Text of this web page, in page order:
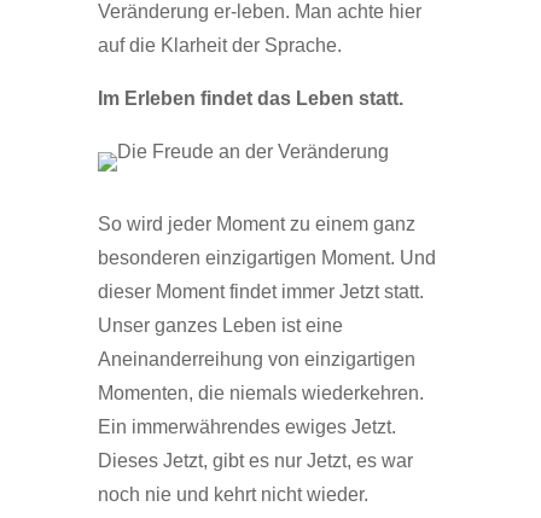
Veränderung er-leben. Man achte hier
auf die Klarheit der Sprache.
Im Erleben findet das Leben statt.
So wird jeder Moment zu einem ganz
besonderen einzigartigen Moment. Und
dieser Moment findet immer Jetzt statt.
Unser ganzes Leben ist eine
Aneinanderreihung von einzigartigen
Momenten, die niemals wiederkehren.
Ein immerwährendes ewiges Jetzt.
Dieses Jetzt, gibt es nur Jetzt, es war
noch nie und kehrt nicht wieder.